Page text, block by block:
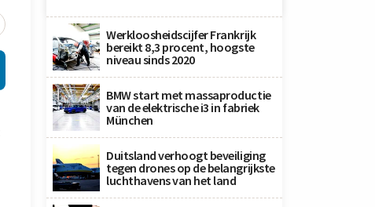
Werkloosheidscijfer Frankrijk
bereikt 8,3 procent, hoogste
niveau sinds 2020
BMW start met massaproductie
van de elektrische i3 in fabriek
München
Duitsland verhoogt beveiliging
tegen drones op de belangrijkste
luchthavens van het land